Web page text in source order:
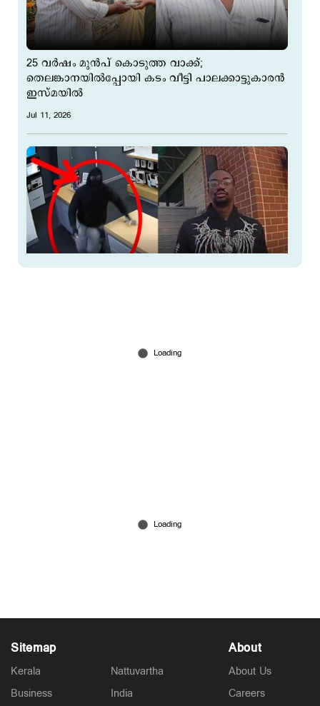
25 വർഷം മുൻപ് കൊടുത്ത വാക്ക്;
തെലങ്കാനയിൽപ്പോയി കടം വീട്ടി പാലക്കാട്ടുകാരൻ
ഇസ്മയിൽ
Jul 11, 2026
കസേരയോ, മേശയോ; ഏത് വേണം: സ്നേഹ
Sitemap
Kerala
Business
Nattuvartha
India
About
About Us
Careers